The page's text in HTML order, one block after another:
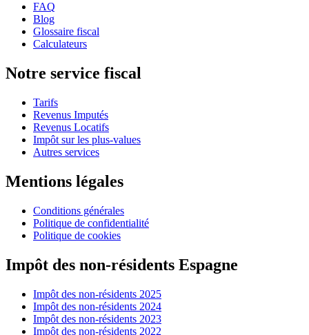
FAQ
Blog
Glossaire fiscal
Calculateurs
Notre service fiscal
Tarifs
Revenus Imputés
Revenus Locatifs
Impôt sur les plus-values
Autres services
Mentions légales
Conditions générales
Politique de confidentialité
Politique de cookies
Impôt des non-résidents Espagne
Impôt des non-résidents 2025
Impôt des non-résidents 2024
Impôt des non-résidents 2023
Impôt des non-résidents 2022